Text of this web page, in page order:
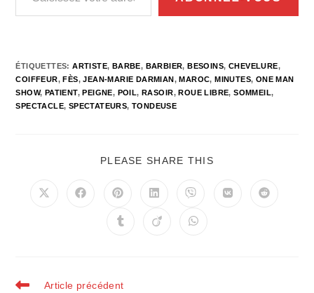
ÉTIQUETTES:ARTISTE, BARBE, BARBIER, BESOINS, CHEVELURE,
COIFFEUR, FÈS, JEAN-MARIE DARMIAN, MAROC, MINUTES, ONE MAN
SHOW, PATIENT, PEIGNE, POIL, RASOIR, ROUE LIBRE, SOMMEIL,
SPECTACLE, SPECTATEURS, TONDEUSE
PLEASE SHARE THIS
Ouvrir
Ouvrir
Ouvrir
une
autre
Ouvrir
une
autre
Ouvrir
une
autre
Ouvrir
Ouvrir
Ouvrir
Ouvrir
Ouvrir
Read
Article précédent